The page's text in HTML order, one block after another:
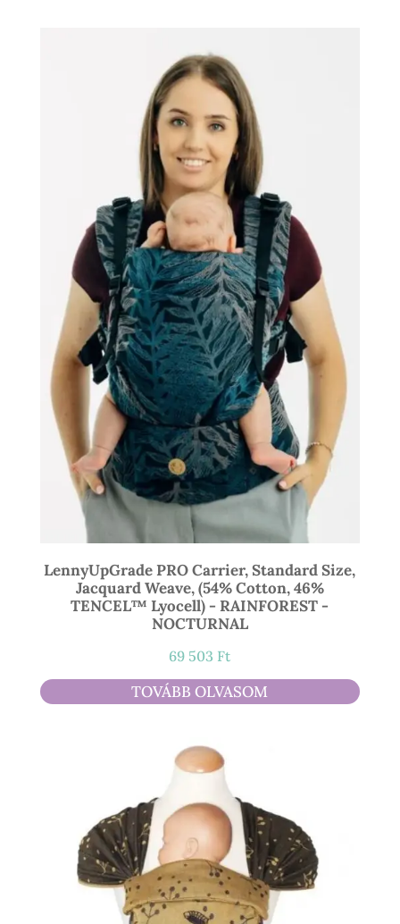
LennyUpGrade PRO Carrier, Standard Size,
Jacquard Weave, (54% Cotton, 46%
TENCEL™ Lyocell) - RAINFOREST -
NOCTURNAL
69 503 Ft
TOVÁBB OLVASOM